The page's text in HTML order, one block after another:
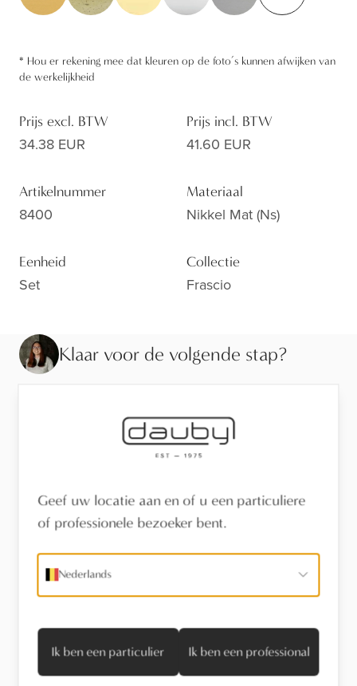
* Hou er rekening mee dat kleuren op de foto’s kunnen afwijken van
de werkelijkheid
Prijs excl. BTW
34.38 EUR
Prijs incl. BTW
41.60 EUR
Artikelnummer
8400
Materiaal
Nikkel Mat (ns)
Eenheid
Set
Collectie
Frascio
Klaar voor de volgende stap?
vind een verdeler in je buurt.
Bezoek de toonzaal
Vind een verdeler
Stel een vraag
Technische informatie
Geef uw locatie aan en of u een particuliere
of professionele bezoeker bent.
Nederlands
Ik ben een particulier Ik ben een professional